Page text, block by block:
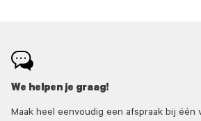
We helpen je graag!
Maak heel eenvoudig een afspraak bij één